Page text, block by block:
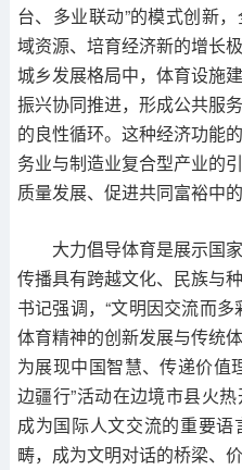
台、多业联动”的模式创新
域资源、培育经济新的增长
城乡发展格局中，体育设施
振兴协同推进，形成公共服
的良性循环。这种经济功能
务业与制造业复合型产业的
质量发展、促进共同富裕中的
大力倡导体育是展示国
传播具有跨越文化、民族与
书记强调，“文明因交流而
体育精神的创新发展与传统
为展现中国智慧、传递价值
边疆行”活动在边境市县火
成为国际人文交流的重要
畴，成为文明对话的桥梁、